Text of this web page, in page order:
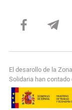
El desarollo de la
Solidaria han contado